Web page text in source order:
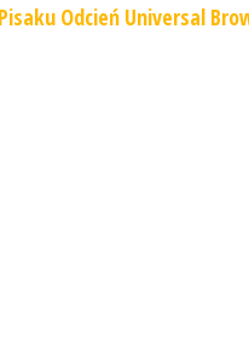
Odcień Universal